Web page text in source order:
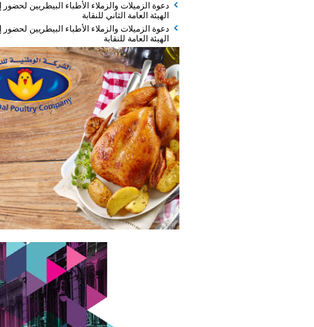
دعوة الزميلات والزملاء الأطباء البيطريين لحضور إجتماع
الهيئة العامة الثاني للنقابة
دعوة الزميلات والزملاء الأطباء البيطريين لحضور إجتماع
الهيئة العامة للنقابة